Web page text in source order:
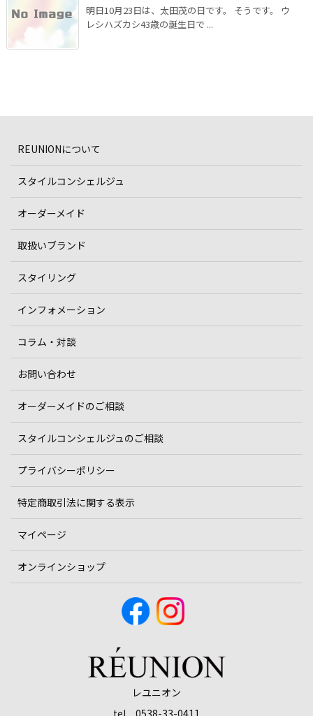
明日10月23日は、太田茂の日です。 そうです。 ウ
レシハズカシ43歳の誕生日で ...
REUNIONについて
スタイルコンシェルジュ
オーダーメイド
取扱いブランド
スタイリング
インフォメーション
コラム・対談
お問い合わせ
オーダーメイドのご相談
スタイルコンシェルジュのご相談
プライバシーポリシー
特定商取引法に関する表示
マイページ
オンラインショップ
レユニオン
tel 0538-33-0411